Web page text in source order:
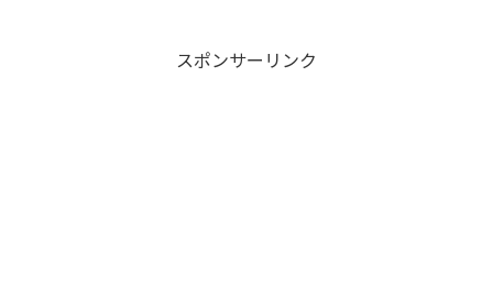
スポンサーリンク